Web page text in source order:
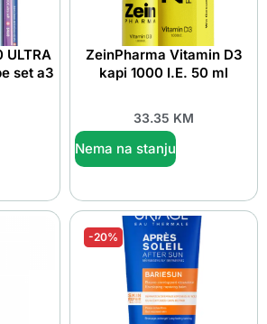
set a3
ZeinPharma Vitamin D3
kapi 1000 I.E. 50 ml
33.35 KM
Nema na stanju
-20%